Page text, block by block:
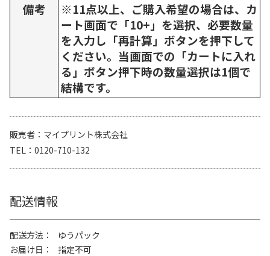
備考
※11点以上、ご購入希望の場合は、カ
ート画面で「10+」を選択、必要数量
を入力し「再計算」ボタンを押下して
ください。当画面での「カートに入れ
る」ボタン押下時の数量選択は1個で
結構です。
販売者
マイプリント株式会社
TEL
0120-710-132
配送情報
配送方法
ゆうパック
お届け日
指定不可